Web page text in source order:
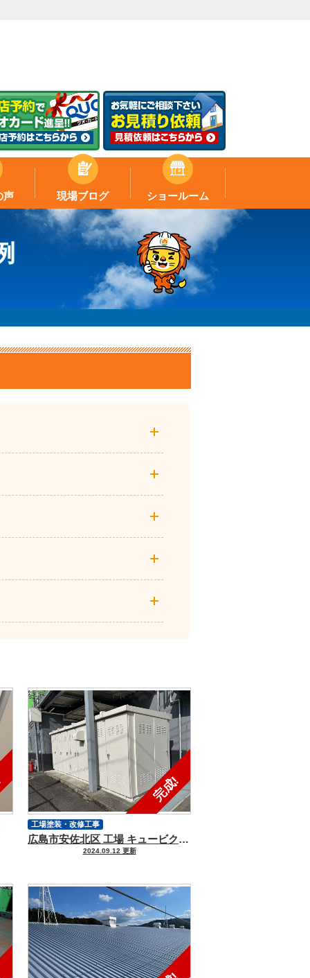
声 現場ブログ ショールーム
広島市安佐北区 工場 キュービクル塗装工事
2024.09.12 更新
工場塗装・改修工事